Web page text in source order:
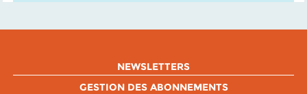
NEWSLETTERS
GESTION DES ABONNEMENTS